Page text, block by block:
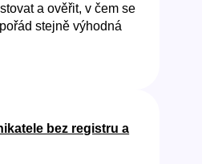
a ověřit, v čem se
stejně výhodná
bez registru a